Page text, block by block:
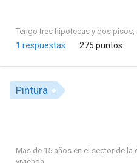
Tengo tres hipotecas y dos pisos,
1 respuestas 275 puntos
Pintura
Mas de 15 años en el sector de